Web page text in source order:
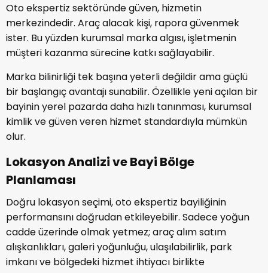
Oto ekspertiz sektöründe güven, hizmetin
merkezindedir. Araç alacak kişi, rapora güvenmek
ister. Bu yüzden kurumsal marka algısı, işletmenin
müşteri kazanma sürecine katkı sağlayabilir.
Marka bilinirliği tek başına yeterli değildir ama güçlü
bir başlangıç avantajı sunabilir. Özellikle yeni açılan bir
bayinin yerel pazarda daha hızlı tanınması, kurumsal
kimlik ve güven veren hizmet standardıyla mümkün
olur.
Lokasyon Analizi ve Bayi Bölge
Planlaması
Doğru lokasyon seçimi, oto ekspertiz bayiliğinin
performansını doğrudan etkileyebilir. Sadece yoğun
cadde üzerinde olmak yetmez; araç alım satım
alışkanlıkları, galeri yoğunluğu, ulaşılabilirlik, park
imkanı ve bölgedeki hizmet ihtiyacı birlikte